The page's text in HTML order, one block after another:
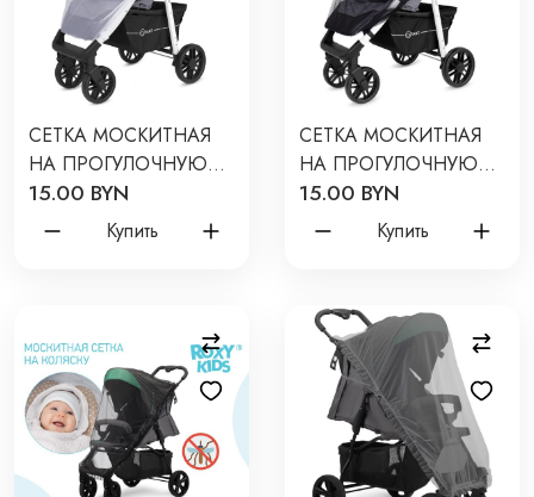
СЕТКА МОСКИТНАЯ
НА ПРОГУЛОЧНУЮ
КОЛЯСКУ RANT ЦВЕТ:
15.00 BYN
Купить
СЕТКА МОСКИТНАЯ
НА ПРОГУЛОЧНУЮ
КОЛЯСКУ RANT ЦВЕТ:
15.00 BYN
Купить